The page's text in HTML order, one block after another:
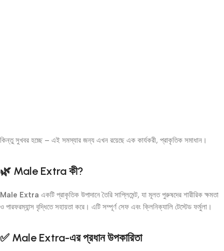
কিন্তু সুখবর হচ্ছে – এই সমস্যার জন্য এখন রয়েছে এক কার্যকরী, প্রাকৃতিক সমাধান।
🌿 Male Extra কী?
Male Extra একটি প্রাকৃতিক উপাদানে তৈরি সাপ্লিমেন্ট, যা মূলত পুরুষদের শারীরিক ক্ষমতা
ও পারফরম্যান্স বৃদ্ধিতে সহায়তা করে। এটি সম্পূর্ণ সেফ এবং ক্লিনিক্যালি টেস্টেড ফর্মুলা।
✅ Male Extra-এর প্রধান উপকারিতা